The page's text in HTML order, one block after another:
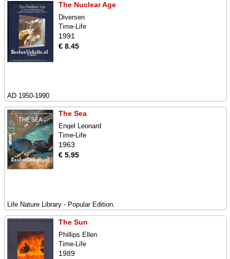
The Nuclear Age
Diversen
Time-Life
1991
€ 8.45
AD 1950-1990
The Sea
Engel Leonard
Time-Life
1963
€ 5.95
Life Nature Library - Popular Edition.
The Sun
Phillips Ellen
Time-Life
1989